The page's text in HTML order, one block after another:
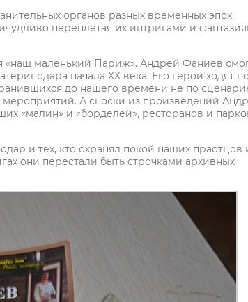
органов разных временных эпох.
переплетая их интригами и
«наш маленький Париж». Андрей Фаниев
начала ХХ века. Его герои ходят по
до нашего времени не по
мероприятий. А сноски из произведений
«малин» и «борделей», ресторанов и
и тех, кто охранял покой наших праотцов
они перестали быть строчками архивных